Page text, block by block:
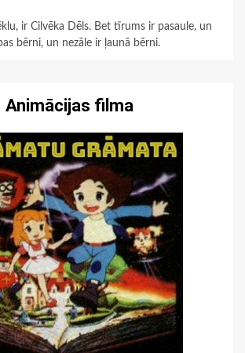
ir Cilvēka Dēls. Bet tīrums ir pasaule, un
bērni, un nezāle ir ļaunā bērni.
Animācijas filma